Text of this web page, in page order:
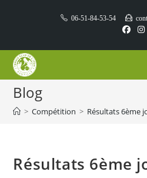
06-51-84-53-54
Blog
> Compétition > Résultats 6ème
Résultats 6ème